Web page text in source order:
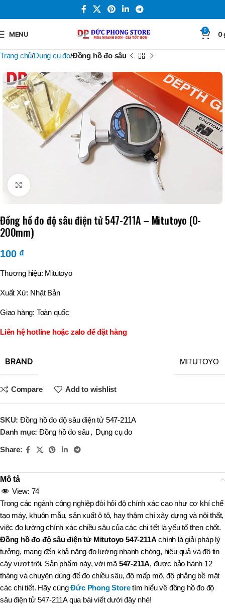
MENU 0 0
Trang chủ Dụng cụ đo Đồng hồ đo sâu
Đồng hồ đo độ sâu điện tử 547-211A – Mitutoyo (0-
200mm)
100 ₫
Thương hiệu: Mitutoyo
Xuất Xứ: Nhật Bản
Giao hàng: Toàn quốc
Liên hệ hotline hoặc zalo để đặt hàng
BRAND MITUTOYO
Compare Add to wishlist
SKU: Đồng hồ đo độ sâu điện tử 547-211A
Danh mục: Đồng hồ đo sâu, Dụng cụ đo
Share:
Mô tả
View: 74
Trong các ngành công nghiệp đòi hỏi độ chính xác cao như cơ khí chế
tạo máy, khuôn mẫu, sản xuất ô tô, hay thậm chí xây dựng và nội thất,
việc đo lường chính xác chiều sâu của các chi tiết là yếu tố then chốt.
Đồng hồ đo độ sâu điện tử Mitutoyo 547-211A chính là giải pháp lý
tưởng, mang đến khả năng đo lường nhanh chóng, hiệu quả và độ tin
cậy vượt trội. Sản phẩm này, với mã 547-211A, được bảo hành 12
tháng và chuyên dùng để đo chiều sâu, độ mấp mô, độ phẳng bề mặt
các chi tiết. Hãy cùngĐức Phong Storetìm hiểu về đồng hồ đo độ
sâu điện tử 547-211A qua bài viết dưới đây nhé!